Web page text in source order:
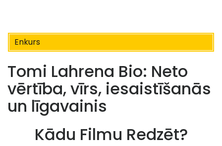
Enkurs
Tomi Lahrena Bio: Neto
vērtība, vīrs, iesaistīšanās
un līgavainis
Kādu Filmu Redzēt?